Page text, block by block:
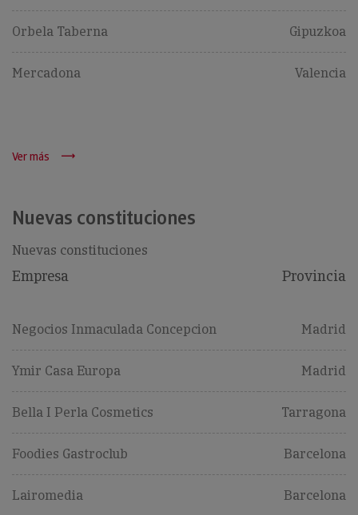
Orbela Taberna Gipuzkoa
Mercadona Valencia
Ver más
Nuevas constituciones
Nuevas constituciones
Empresa Provincia
Negocios Inmaculada Concepcion Madrid
Ymir Casa Europa Madrid
Bella I Perla Cosmetics Tarragona
Foodies Gastroclub Barcelona
Lairomedia Barcelona